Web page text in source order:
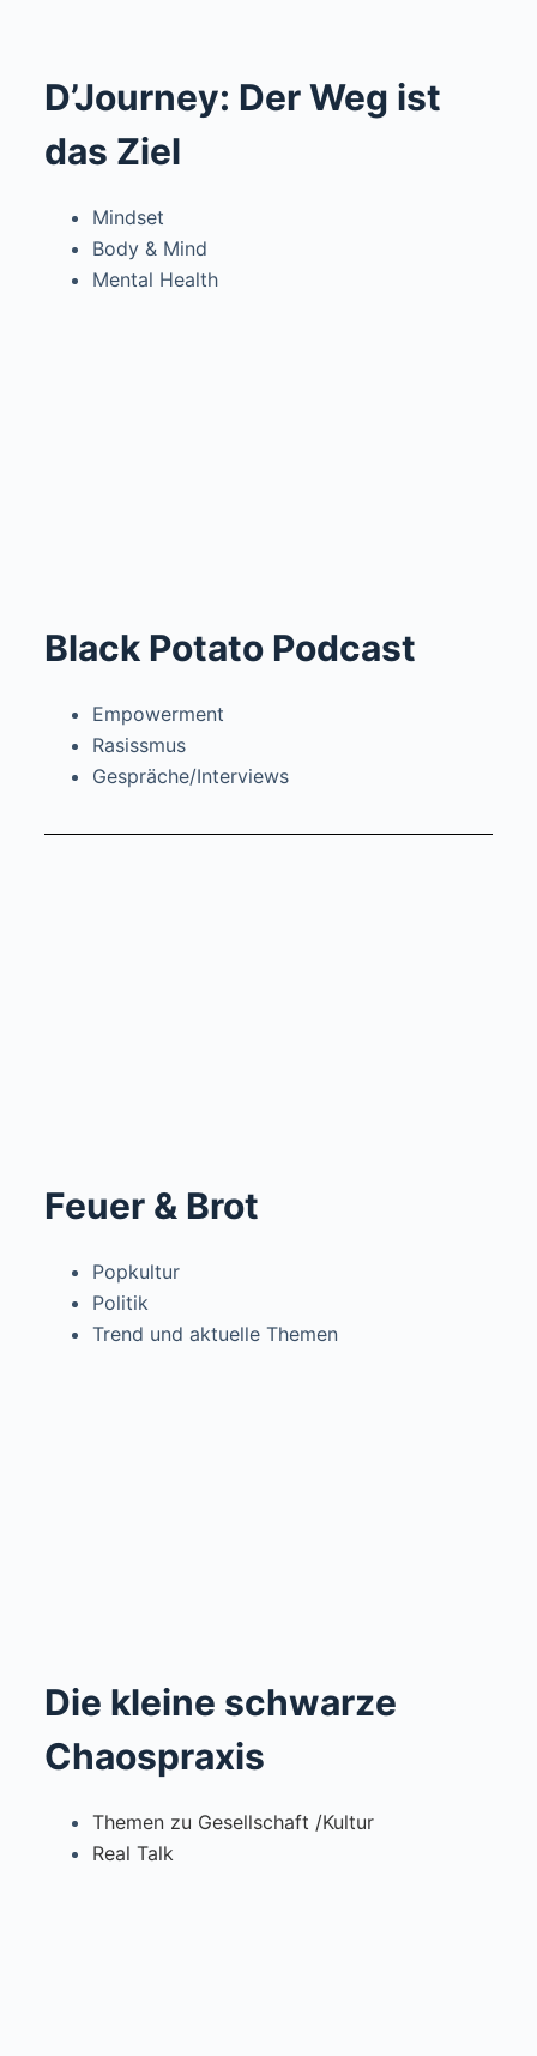
D’Journey: Der Weg ist
das Ziel
Mindset
Body & Mind
Mental Health
Black Potato Podcast
Empowerment
Rasissmus
Gespräche/Interviews
Feuer & Brot
Popkultur
Politik
Trend und aktuelle Themen
Die kleine schwarze
Chaospraxis
Themen zu Gesellschaft /Kultur
Real Talk